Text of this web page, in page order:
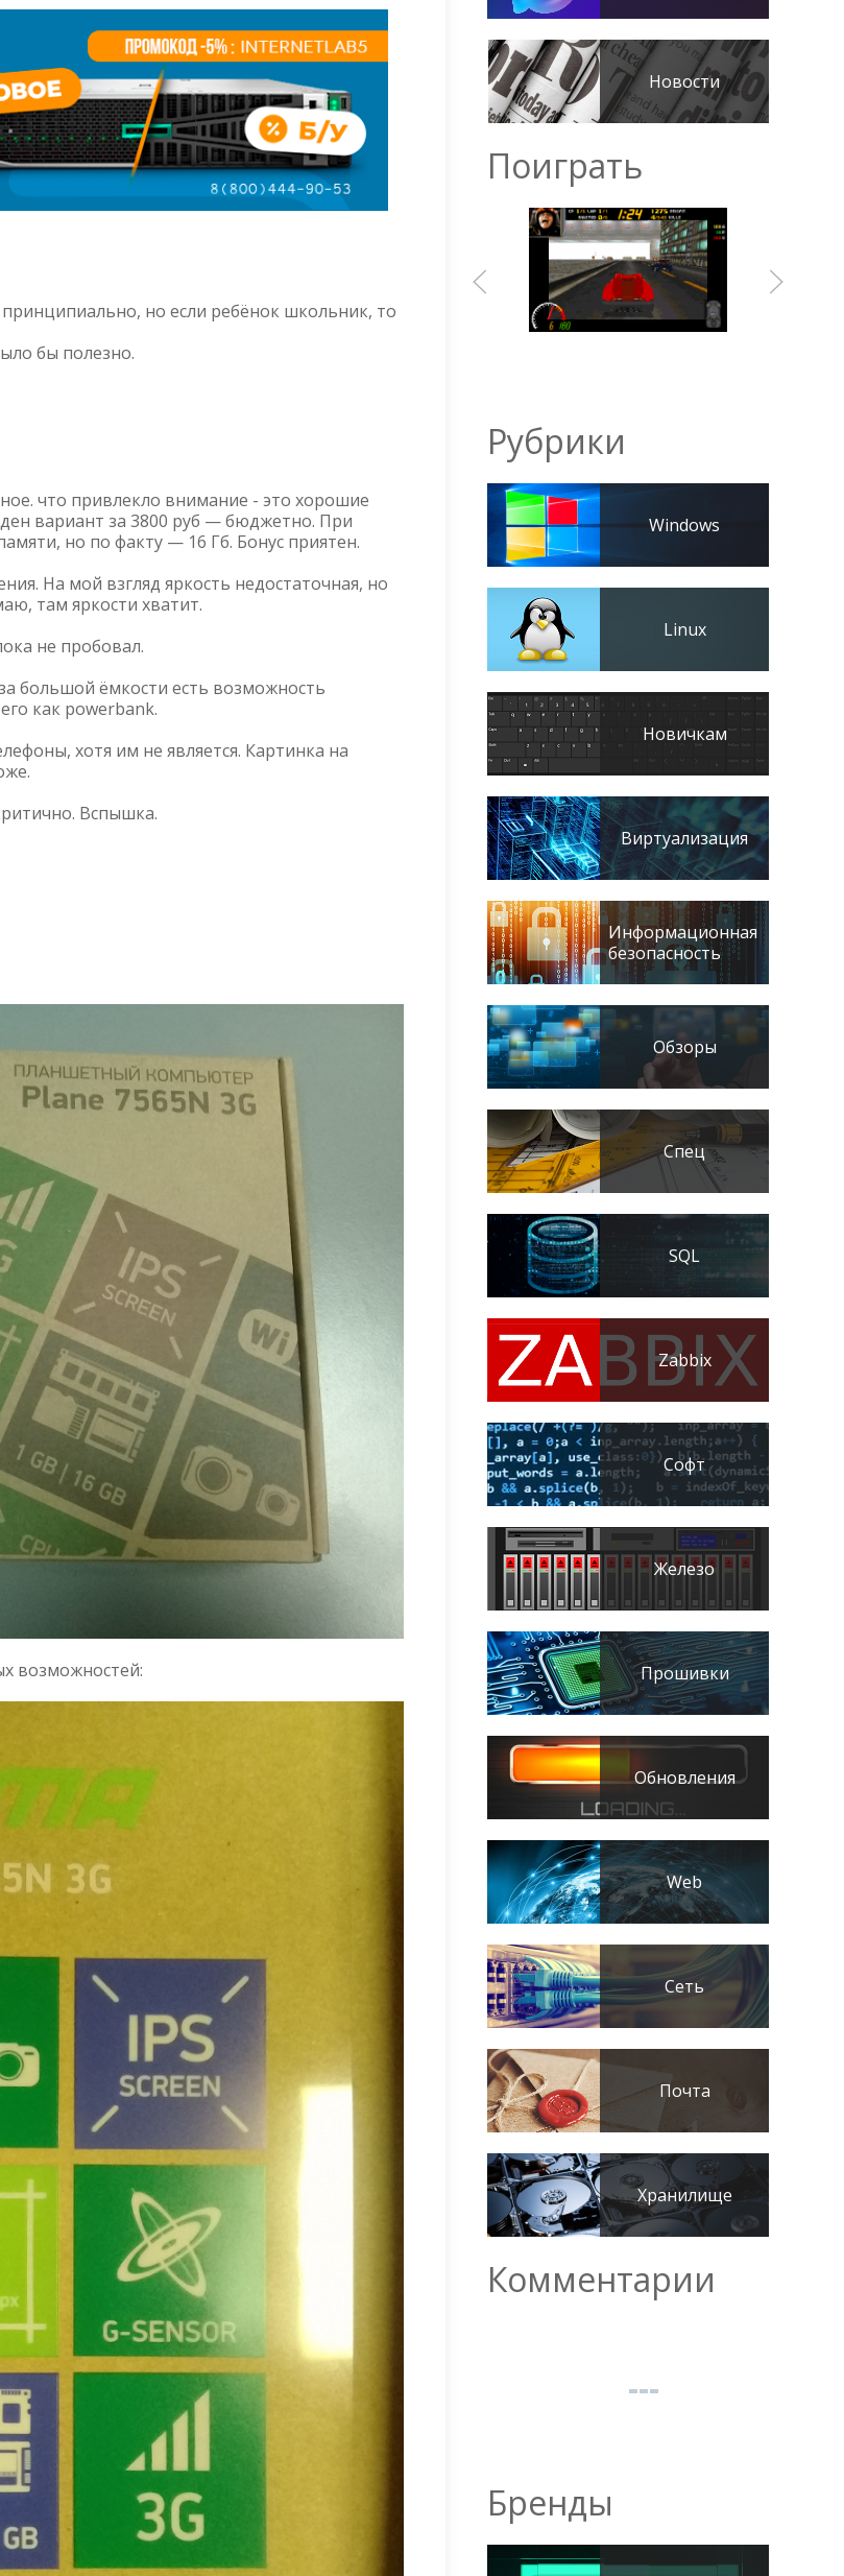
но если ребёнок школьник, то
бы полезно.
что привлекло внимание - это хорошие
вариант за 3800 руб — бюджетно. При
но по факту — 16 Гб. Бонус приятен.
На мой взгляд яркость недостаточная, но
там яркости хватит.
не пробовал.
большой ёмкости есть возможность
как powerbank.
хотя им не является. Картинка на
Вспышка.
возможностей:
Новости
Поиграть
Рубрики
Windows
Linux
Новичкам
Виртуализация
Информационная
безопасность
Обзоры
Спец
SQL
Zabbix
Софт
Железо
Прошивки
Обновления
Web
Сеть
Почта
Хранилище
Комментарии
Бренды